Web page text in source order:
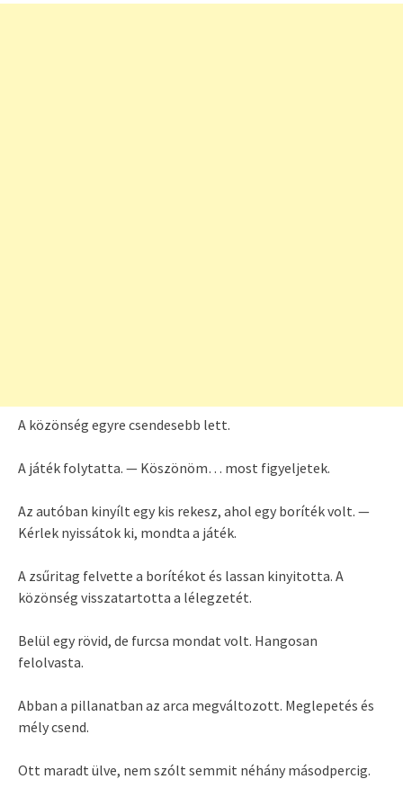
A közönség egyre csendesebb lett.
A játék folytatta. — Köszönöm… most figyeljetek.
Az autóban kinyílt egy kis rekesz, ahol egy boríték volt. —
Kérlek nyissátok ki, mondta a játék.
A zsűritag felvette a borítékot és lassan kinyitotta. A
közönség visszatartotta a lélegzetét.
Belül egy rövid, de furcsa mondat volt. Hangosan
felolvasta.
Abban a pillanatban az arca megváltozott. Meglepetés és
mély csend.
Ott maradt ülve, nem szólt semmit néhány másodpercig.